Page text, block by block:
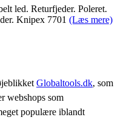
led. Returfjeder. Poleret.
Knipex 7701 (Læs mere)
Globaltools.dk, som
webshops som
populære iblandt